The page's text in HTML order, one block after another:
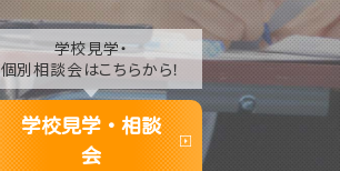
学校見学・
個別相談会はこちらから！
学校見学・相談
会